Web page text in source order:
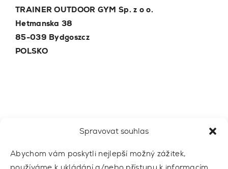
Spravovat souhlas
Abychom vám poskytli nejlepší možný zážitek,
TRAINER OUTDOOR GYM Sp. z o o.
Hetmanska 38
85-039 Bydgoszcz
POLSKO
trainer@outdoor-gym.com